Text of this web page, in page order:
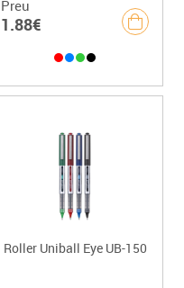
Preu
1.88€
Roller Uniball Eye UB-150